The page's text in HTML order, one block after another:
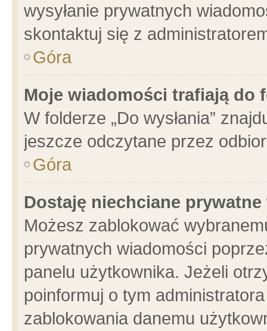
wysyłanie prywatnych
skontaktuj się z
Góra
Moje wiadomości trafiają do
W folderze „Do wysłania”
jeszcze odczytane przez
Góra
Dostaję niechciane
Możesz zablokować
prywatnych wiadomości
panelu użytkownika. Jeżeli
poinformuj o tym
zablokowania danemu